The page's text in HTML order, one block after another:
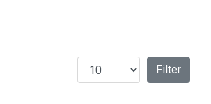
Amosar # Filter